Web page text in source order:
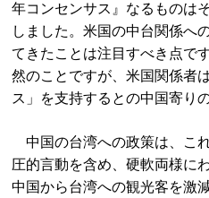
年コンセンサス』なるものは
しました。米国の中台関係へ
てきたことは注目すべき点で
然のことですが、米国関係者
ス」を支持するとの中国寄り
中国の台湾への政策は、こ
圧的言動を含め、硬軟両様に
中国から台湾への観光客を激